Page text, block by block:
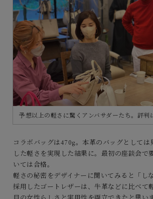
予想以上の軽さに驚くアンバサダーたち。評判
コラボバッグは470g。本革のバッグとして
した軽さを実現した結果に。最初の座談会で
いては合格。
軽さの秘密をデザイナーに聞いてみると「し
採用したゴートレザーは、牛革などに比べて